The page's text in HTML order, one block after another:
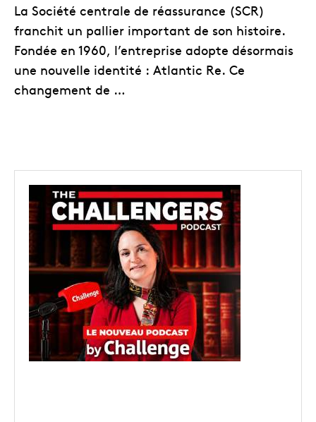
La Société centrale de réassurance (SCR)
franchit un pallier important de son histoire.
Fondée en 1960, l’entreprise adopte désormais
une nouvelle identité : Atlantic Re. Ce
changement de …